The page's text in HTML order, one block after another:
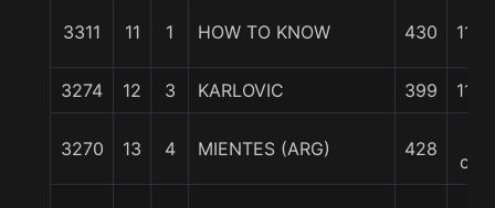
3311 11 1 HOW TO KNOW 430 11
3274 12 3 KARLOVIC 399 11
3270 13 4 MIENTES (ARG) 428